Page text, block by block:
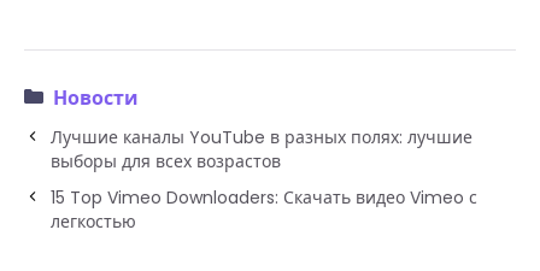
Новости
Лучшие каналы YouTube в разных полях: лучшие
выборы для всех возрастов
15 Top Vimeo Downloaders: Скачать видео Vimeo с
легкостью